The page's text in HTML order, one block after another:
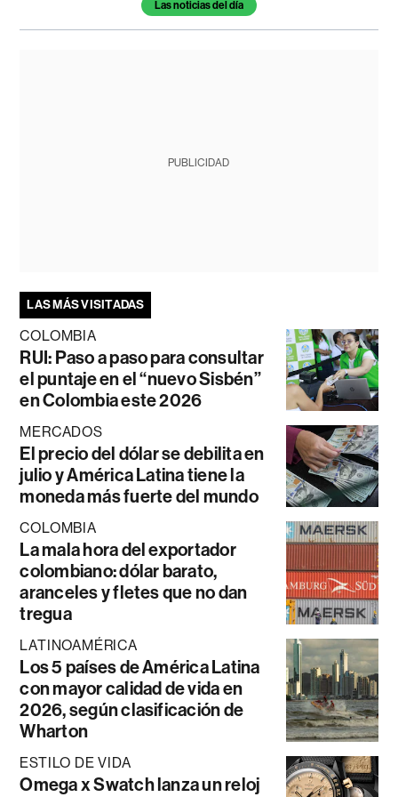
Las noticias del día
PUBLICIDAD
LAS MÁS VISITADAS
COLOMBIA
RUI: Paso a paso para consultar
el puntaje en el “nuevo Sisbén”
en Colombia este 2026
MERCADOS
El precio del dólar se debilita en
julio y América Latina tiene la
moneda más fuerte del mundo
COLOMBIA
La mala hora del exportador
colombiano: dólar barato,
aranceles y fletes que no dan
tregua
LATINOAMÉRICA
Los 5 países de América Latina
con mayor calidad de vida en
2026, según clasificación de
Wharton
ESTILO DE VIDA
Omega x Swatch lanza un reloj